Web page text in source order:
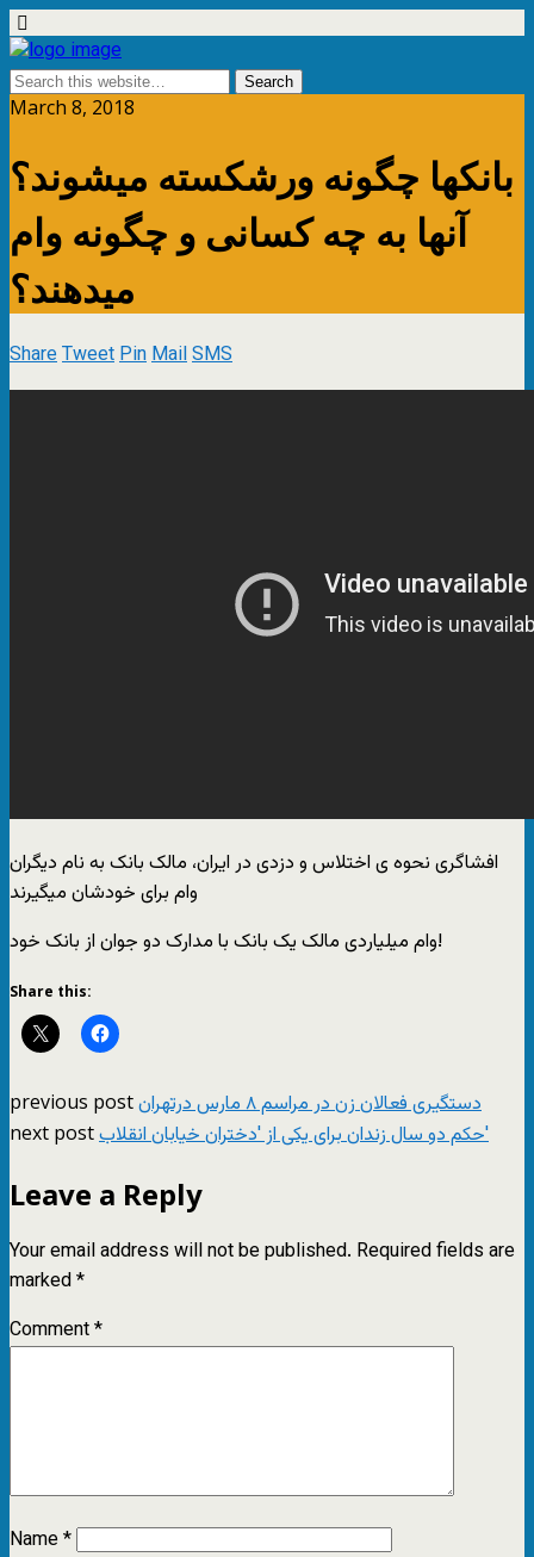
March 8, 2018
بانکها چگونه ورشکسته میشوند؟
آنها به چه کسانی و چگونه وام
میدهند؟
ShareTweetPinMailSMS
افشاگری نحوه ی اختلاس و دزدی در ایران، مالک بانک به نام دیگران
وام برای خودشان میگیرند
وام میلیاردی مالک یک بانک با مدارک دو جوان از بانک خود!
Share this:
previous post دستگیری فعالان زن در مراسم ٨ مارس درتهران
next post حکم دو سال زندان برای یکی از 'دختران خیابان انقلاب'
Leave a Reply
Your email address will not be published. Required fields are
marked*
Comment*
Name*